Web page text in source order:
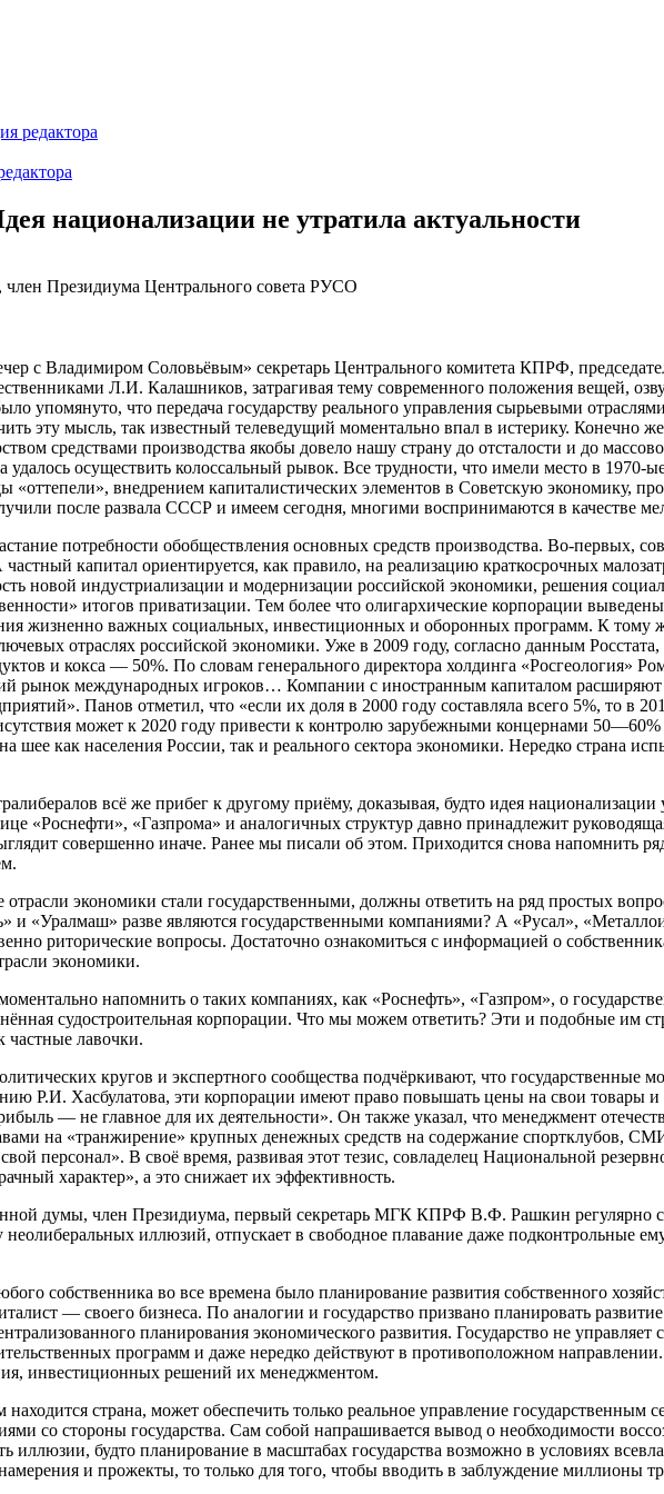
редактора
национализации не утратила актуальности
Президиума Центрального совета РУСО
с Владимиром Соловьёвым» секретарь Центрального комитета КПРФ,
Л.И. Калашников, затрагивая тему современного положения вещей,
упомянуто, что передача государству реального управления сырьевыми
эту мысль, так известный телеведущий моментально впал в истерику. Конечно
средствами производства якобы довело нашу страну до отсталости и до
удалось осуществить колоссальный рывок. Все трудности, что имели место в
«оттепели», внедрением капиталистических элементов в Советскую экономику,
после развала СССР и имеем сегодня, многими воспринимаются в качестве
потребности обобществления основных средств производства. Во-первых,
капитал ориентируется, как правило, на реализацию краткосрочных
новой индустриализации и модернизации российской экономики, решения
итогов приватизации. Тем более что олигархические корпорации
жизненно важных социальных, инвестиционных и оборонных программ. К тому
отраслях российской экономики. Уже в 2009 году, согласно данным
и кокса — 50%. По словам генерального директора холдинга
рынок международных игроков… Компании с иностранным капиталом
Панов отметил, что «если их доля в 2000 году составляла всего 5%, то в
может к 2020 году привести к контролю зарубежными концернами
шее как населения России, так и реального сектора экономики. Нередко страна
всё же прибег к другому приёму, доказывая, будто идея
«Роснефти», «Газпрома» и аналогичных структур давно принадлежит
совершенно иначе. Ранее мы писали об этом. Приходится снова напомнить
отрасли экономики стали государственными, должны ответить на ряд простых
и «Уралмаш» разве являются государственными компаниями? А «Русал»,
риторические вопросы. Достаточно ознакомиться с информацией о
экономики.
напомнить о таких компаниях, как «Роснефть», «Газпром», о
судостроительная корпорации. Что мы можем ответить? Эти и подобные им
частные лавочки.
кругов и экспертного сообщества подчёркивают, что государственные
Р.И. Хасбулатова, эти корпорации имеют право повышать цены на свои товары
— не главное для их деятельности». Он также указал, что менеджмент
на «транжирение» крупных денежных средств на содержание спортклубов,
персонал». В своё время, развивая этот тезис, совладелец Национальной
характер», а это снижает их эффективность.
думы, член Президиума, первый секретарь МГК КПРФ В.Ф. Рашкин регулярно
неолиберальных иллюзий, отпускает в свободное плавание даже подконтрольные
собственника во все времена было планирование развития собственного
— своего бизнеса. По аналогии и государство призвано планировать
планирования экономического развития. Государство не
программ и даже нередко действуют в противоположном
инвестиционных решений их менеджментом.
страна, может обеспечить только реальное управление государственным
со стороны государства. Сам собой напрашивается вывод о необходимости
иллюзии, будто планирование в масштабах государства возможно в условиях
и прожекты, то только для того, чтобы вводить в заблуждение миллионы